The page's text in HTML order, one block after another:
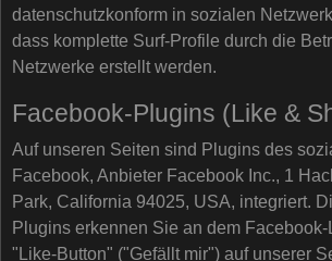
datenschutzkonform in sozialen
dass komplette Surf-Profile durch die
Netzwerke erstellt werden.
Facebook-Plugins (Like &
Auf unseren Seiten sind Plugins des
Facebook, Anbieter Facebook Inc., 1
Park, California 94025, USA, integriert.
Plugins erkennen Sie an dem
"Like-Button" ("Gefällt mir") auf unserer